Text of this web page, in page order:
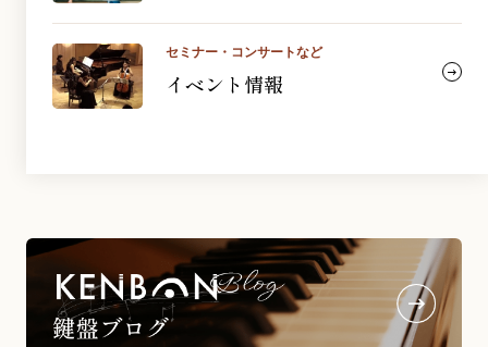
セミナー・コンサートなど
イベント情報